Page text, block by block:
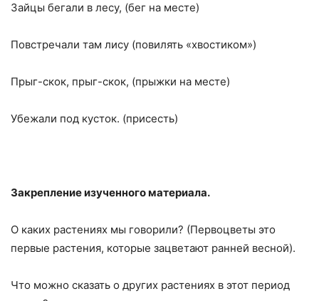
Зайцы бегали в лесу, (бег на месте)
Повстречали там лису (повилять «хвостиком»)
Прыг-скок, прыг-скок, (прыжки на месте)
Убежали под кусток. (присесть)
Закрепление изученного материала.
О каких растениях мы говорили? (Первоцветы это
первые растения, которые зацветают ранней весной).
Что можно сказать о других растениях в этот период